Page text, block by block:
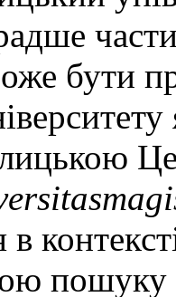
бути
пошуку